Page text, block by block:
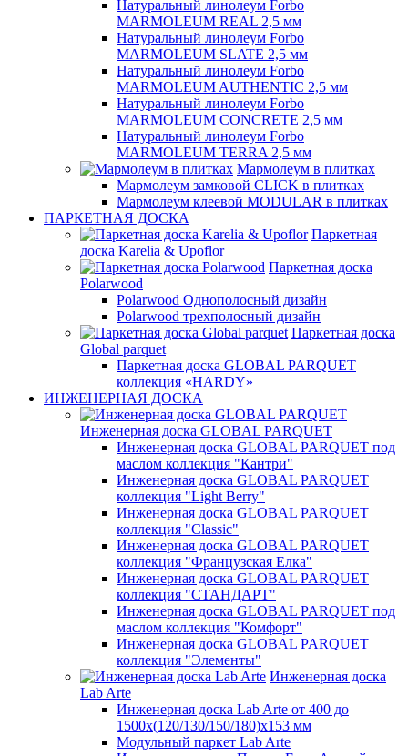
Натуральный линолеум Forbo
MARMOLEUM REAL 2,5 мм
Натуральный линолеум Forbo
MARMOLEUM SLATE 2,5 мм
Натуральный линолеум Forbo
MARMOLEUM AUTHENTIC 2,5 мм
Натуральный линолеум Forbo
MARMOLEUM CONCRETE 2,5 мм
Натуральный линолеум Forbo
MARMOLEUM TERRA 2,5 мм
Мармолеум в плитках
Мармолеум замковой CLICK в плитках
Мармолеум клеевой MODULAR в плитках
ПАРКЕТНАЯ ДОСКА
Паркетная
доска Karelia & Upoflor
Паркетная доска
Polarwood
Polarwood Однополосный дизайн
Polarwood трехполосный дизайн
Паркетная доска
Global parquet
Паркетная доска GLOBAL PARQUET
коллекция «HARDY»
ИНЖЕНЕРНАЯ ДОСКА
Инженерная доска GLOBAL PARQUET
Инженерная доска GLOBAL PARQUET под
маслом коллекция "Кантри"
Инженерная доска GLOBAL PARQUET
коллекция "Light Berry"
Инженерная доска GLOBAL PARQUET
коллекция "Classic"
Инженерная доска GLOBAL PARQUET
коллекция "Французская Елка"
Инженерная доска GLOBAL PARQUET
коллекция "СТАНДАРТ"
Инженерная доска GLOBAL PARQUET под
маслом коллекция "Комфорт"
Инженерная доска GLOBAL PARQUET
коллекция "Элементы"
Инженерная доска
Lab Arte
Инженерная доска Lab Arte от 400 до
1500х(120/130/150/180)х153 мм
Модульный паркет Lab Arte